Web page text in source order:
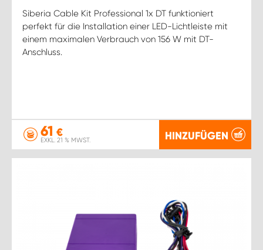
Siberia Cable Kit Professional 1x DT funktioniert
perfekt für die Installation einer LED-Lichtleiste mit
einem maximalen Verbrauch von 156 W mit DT-
Anschluss.
61 €
EXKL. 21 % MWST. HINZUFÜGEN